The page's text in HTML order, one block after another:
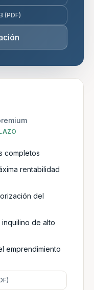
(PDF)
completos
rentabilidad
del
de alto
emprendimiento